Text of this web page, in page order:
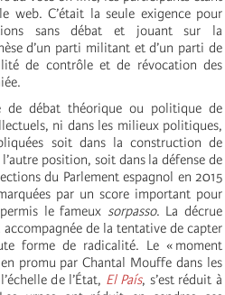
web. C’était la seule exigence pour
sans débat et jouant sur la
d’un parti militant et d’un parti de
de contrôle et de révocation des
de débat théorique ou politique de
ni dans les milieux politiques,
soit dans la construction de
position, soit dans la défense de
du Parlement espagnol en 2015
par un score important pour
le fameux sorpasso. La décrue
accompagnée de la tentative de capter
forme de radicalité. Le « moment
promu par Chantal Mouffe dans les
de l’État, El País, s’est réduit à